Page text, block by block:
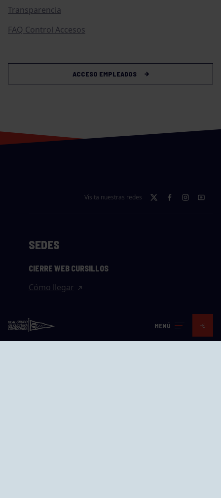
MENÚ
Transparencia
FAQ Control Accesos
ACCESO EMPLEADOS
Visita nuestras redes
SEDES
CIERRE WEB CURSILLOS
Cómo llegar
Avd. Jesús Revuelta, 2 33204
Gijón - Asturias